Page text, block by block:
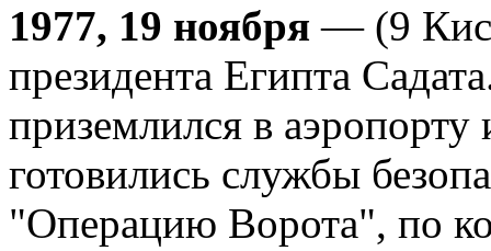
1977, 19 ноября — (9
президента Египта
приземлился в
готовились службы
"Операцию Ворота", по